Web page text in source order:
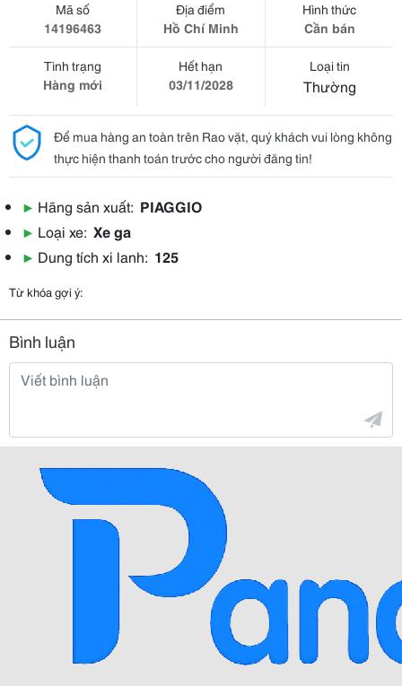
Mã số
14196463
Địa điểm
Hồ Chí Minh
Hình thức
Cần bán
Tình trạng
Hàng mới
Hết hạn
03/11/2028
Loại tin
Thường
Để mua hàng an toàn trên Rao vặt, quý khách vui lòng không
thực hiện thanh toán trước cho người đăng tin!
▶ Hãng sản xuất: PIAGGIO
▶ Loại xe: Xe ga
▶ Dung tích xi lanh: 125
Từ khóa gợi ý:
Bình luận